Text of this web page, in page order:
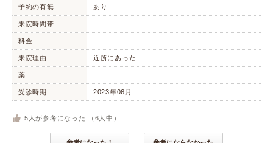
予約の有無 あり
来院時間帯 -
料金 -
来院理由 近所にあった
薬 -
受診時期 2023年06月
5 人が参考になった （ 6 人中）